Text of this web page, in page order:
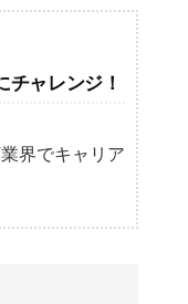
チャレンジ！
界でキャリア